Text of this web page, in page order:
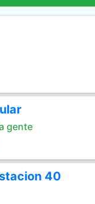
gente
40